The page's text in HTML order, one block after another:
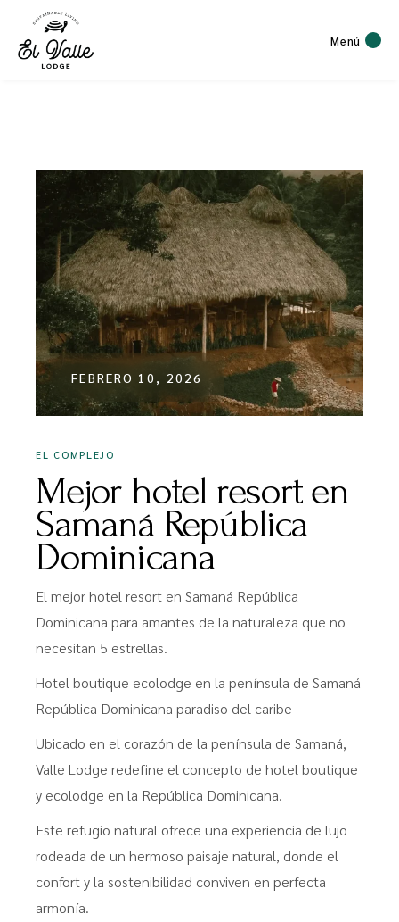
Menú
FEBRERO 10, 2026
EL COMPLEJO
Mejor hotel resort en
Samaná República
Dominicana
El mejor hotel resort en Samaná República
Dominicana para amantes de la naturaleza que no
necesitan 5 estrellas.
Hotel boutique ecolodge en la península de Samaná
República Dominicana paradiso del caribe
Ubicado en el corazón de la península de Samaná,
Valle Lodge redefine el concepto de hotel boutique
y ecolodge en la República Dominicana.
Este refugio natural ofrece una experiencia de lujo
rodeada de un hermoso paisaje natural, donde el
confort y la sostenibilidad conviven en perfecta
armonía.